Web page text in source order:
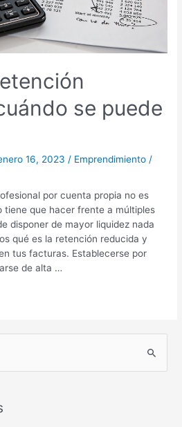
se puede
16, 2023 / Emprendimiento /
por cuenta propia no es
tiene que hacer frente a múltiples
disponer de mayor liquidez nada
qué es la retención reducida y
tus facturas. Establecerse por
de alta …